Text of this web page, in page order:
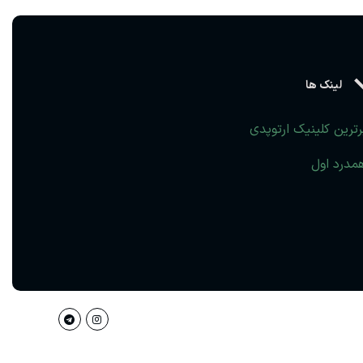
لینک ها
کلینیک ارتوپدی
اول